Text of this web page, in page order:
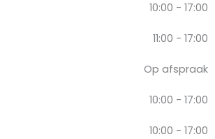
10:00 - 17:00
11:00 - 17:00
Op afspraak
10:00 - 17:00
10:00 - 17:00